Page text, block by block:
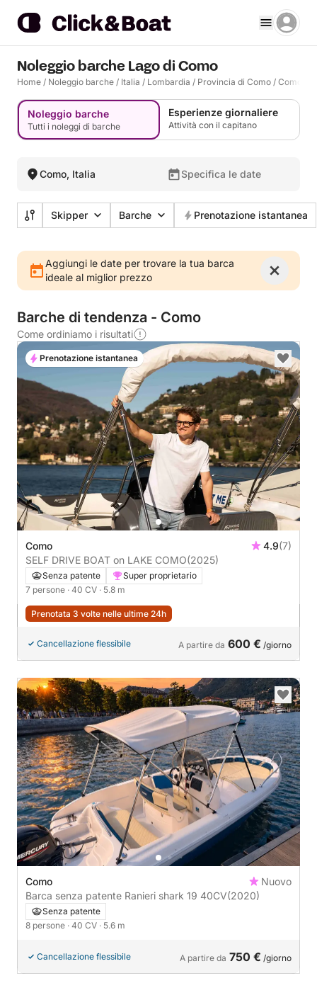
Noleggio barche Lago di Como
Home / Noleggio barche / Italia / Lombardia / Provincia di Como / Como
Noleggio barche
Tutti i noleggi di barche
Esperienze giornaliere
Attività con il capitano
Como, Italia Specifica le date
Skipper Barche Prenotazione istantanea
Aggiungi le date per trovare la tua barca
ideale al miglior prezzo
Barche di tendenza - Como
Come ordiniamo i risultati
Como 4.9(7)
SELF DRIVE BOAT on LAKE COMO(2025)
Senza patente
Super proprietario
7 persone · 40 CV · 5.8 m
Prenotata 3 volte nelle ultime 24h
Cancellazione flessibile A partire da 600 € /giorno
Prenotazione istantanea
Como
Nuovo
Barca senza patente Ranieri shark 19 40CV(2020)
Senza patente
8 persone · 40 CV · 5.6 m
Cancellazione flessibile A partire da 750 € /giorno